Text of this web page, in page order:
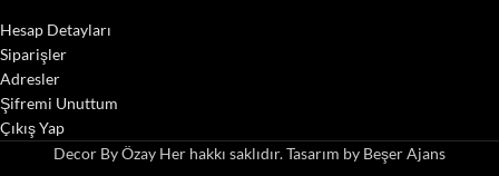
Hesap Detayları
Siparişler
Adresler
Şifremi Unuttum
Çıkış Yap
Decor By Özay Her hakkı saklıdır. Tasarım by Beşer Ajans